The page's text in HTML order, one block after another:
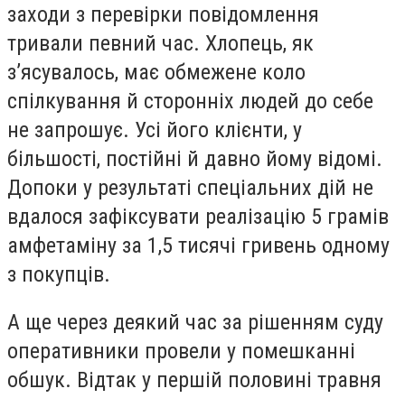
заходи з перевірки повідомлення
тривали певний час. Хлопець, як
з’ясувалось, має обмежене коло
спілкування й сторонніх людей до себе
не запрошує. Усі його клієнти, у
більшості, постійні й давно йому відомі.
Допоки у результаті спеціальних дій не
вдалося зафіксувати реалізацію 5 грамів
амфетаміну за 1,5 тисячі гривень одному
з покупців.
А ще через деякий час за рішенням суду
оперативники провели у помешканні
обшук. Відтак у першій половині травня